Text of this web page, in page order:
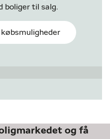
boliger til salg.
købsmuligheder
og få